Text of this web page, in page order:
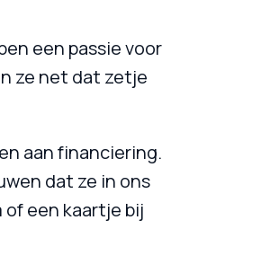
een passie voor
ze net dat zetje
aan financiering.
dat ze in ons
een kaartje bij